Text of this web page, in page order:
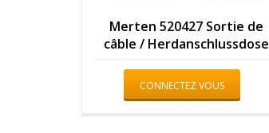
Merten 520427 Sortie de
câble / Herdanschlussdose
CONNECTEZ VOUS